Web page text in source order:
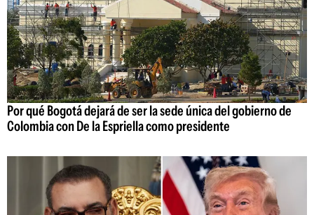
Por qué Bogotá dejará de ser la sede única del gobierno de
Colombia con De la Espriella como presidente